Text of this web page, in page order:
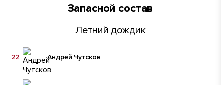
Запасной состав
Летний дождик
Андрей Чутсков
22